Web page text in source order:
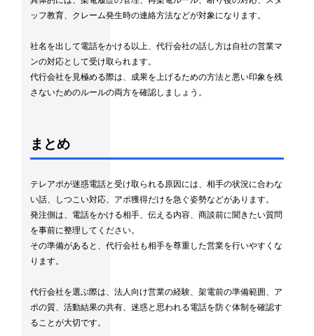
ッフ教育、クレーム発生時の連絡方法などが対象になります。
社名を出して電話をかける以上、代行会社の話し方は自社の営業マ
ンの対応として受け取られます。
代行会社を見極める際は、成果を上げるための方法と悪い印象を残
さないためのルールの両方を確認しましょう。
まとめ
テレアポが迷惑電話と受け取られる原因には、相手の状況に合わな
い話、しつこい対応、アポ獲得だけを急ぐ姿勢などがあります。
発注側は、電話をかける相手、伝える内容、商談前に聞きたい質問
を事前に整理してください。
その準備があると、代行会社も相手を尊重した営業を行いやすくな
ります。
代行会社を選ぶ際は、法人向け営業の経験、架電前の準備範囲、ア
ポの質、活動結果の共有、迷惑と思われる電話を防ぐ体制を確認す
ることが大切です。